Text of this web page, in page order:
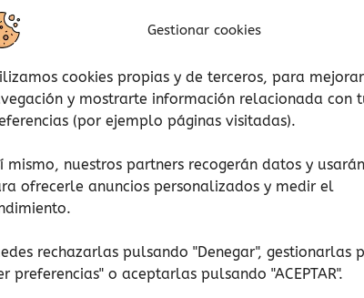
Gestionar cookies
cookies propias y de terceros, para
y mostrarte información relacionada con
(por ejemplo páginas visitadas).
mismo, nuestros partners recogerán datos y
ofrecerle anuncios personalizados y medir el
rechazarlas pulsando "Denegar", gestionarlas
preferencias" o aceptarlas pulsando "ACEPTAR".
Música y sonido
historia de la
música clásica
10,95€ (Iva incluido)
Añadir al carrito
Música y
Animales de la
10,95€ (Iva